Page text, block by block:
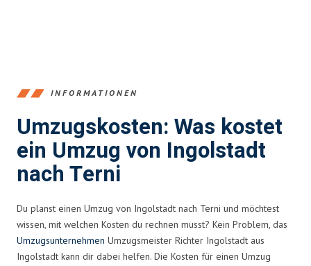
INFORMATIONEN
Umzugskosten: Was kostet
ein Umzug von Ingolstadt
nach Terni
Du planst einen Umzug von Ingolstadt nach Terni und möchtest
wissen, mit welchen Kosten du rechnen musst? Kein Problem, das
Umzugsunternehmen Umzugsmeister Richter Ingolstadt aus
Ingolstadt kann dir dabei helfen. Die Kosten für einen Umzug